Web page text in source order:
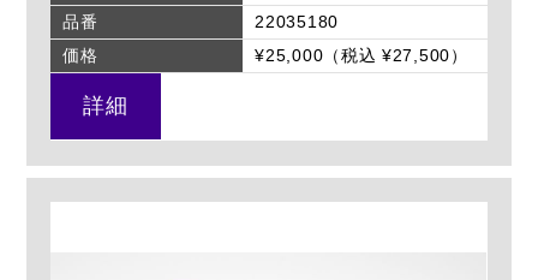
品番
22035180
価格
¥25,000（税込 ¥27,500）
詳細